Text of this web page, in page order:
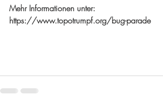
Mehr Informationen unter:
https://www.topotrumpf.org/bug-parade